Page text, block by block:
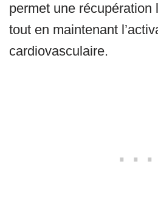
permet une récupération
tout en maintenant
cardiovasculaire.